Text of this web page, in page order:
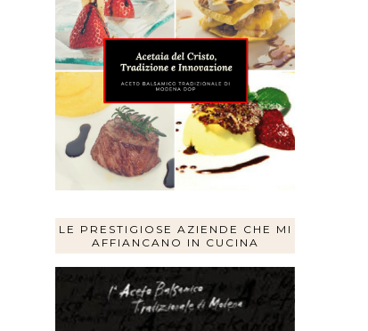
LE PRESTIGIOSE AZIENDE CHE MI
AFFIANCANO IN CUCINA